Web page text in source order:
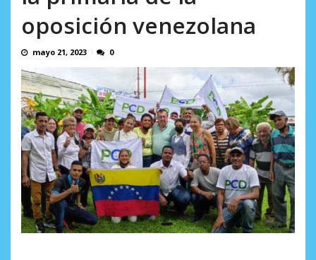
oposición venezolana
mayo 21, 2023 0